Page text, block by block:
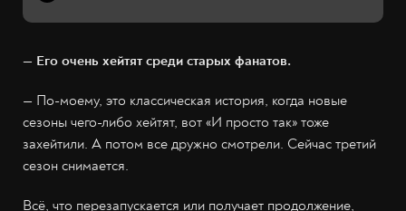
— Его очень хейтят среди старых фанатов.
— По-моему, это классическая история, когда новые
сезоны чего-либо хейтят, вот «И просто так» тоже
захейтили. А потом все дружно смотрели. Сейчас третий
сезон снимается.
Всё, что перезапускается или получает продолжение,